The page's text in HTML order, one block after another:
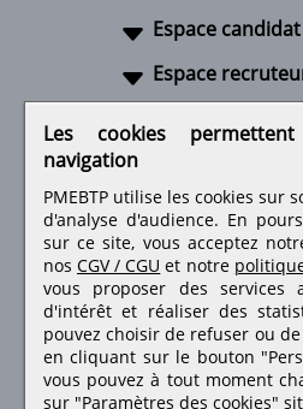
Espace candidat
Espace
Retrouvez-nous sur
Les cookies
navigation
PMEBTP utilise les cookies sur
d'analyse d'audience. En
sur ce site, vous acceptez
nos CGV / CGU et notre
vous proposer des services
d'intérêt et réaliser des
pouvez choisir de refuser ou
en cliquant sur le bouton
vous pouvez à tout moment
sur "Paramètres des cookies"